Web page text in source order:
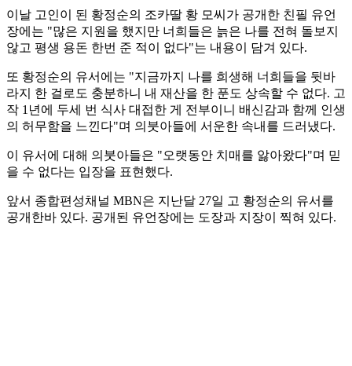
이날 고인이 된 황정순의 조카딸 황 모씨가 공개한 친필 유언
장에는 "많은 지원을 했지만 너희들은 늙은 나를 전혀 돌보지
않고 평생 용돈 한번 준 적이 없다"는 내용이 담겨 있다.
또 황정순의 유서에는 "지금까지 나를 희생해 너희들을 뒷바
라지 한 걸로도 충분하니 내 재산을 한 푼도 상속할 수 없다. 고
작 1년에 두세 번 식사 대접한 게 전부이니 배신감과 함께 인생
의 허무함을 느낀다"며 의붓아들에 서운한 속내를 드러냈다.
이 유서에 대해 의붓아들은 "오랫동안 치매를 앓아왔다"며 믿
을 수 없다는 입장을 표현했다.
앞서 종합편성채널 MBN은 지난달 27일 고 황정순의 유서를
공개한바 있다. 공개된 유언장에는 도장과 지장이 찍혀 있다.